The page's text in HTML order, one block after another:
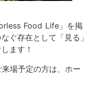
Food Life」を掲
ぐ存在として「見る」
ます！
場予定の方は、ホー